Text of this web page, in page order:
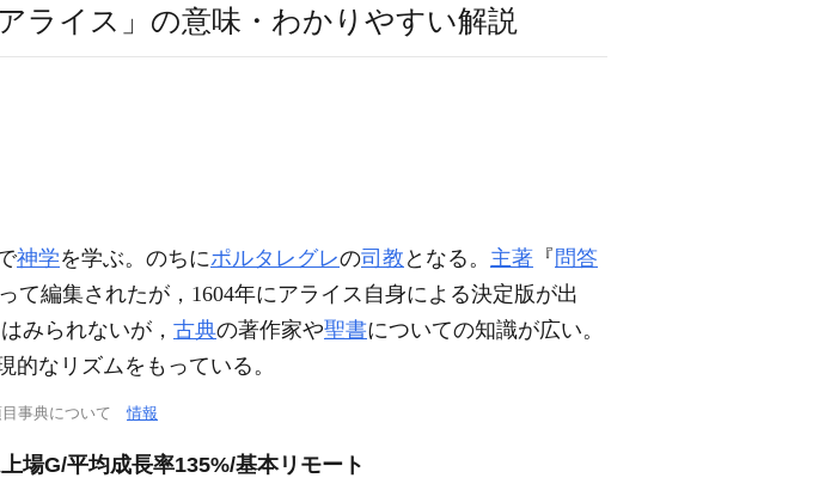
ライス」の意味・わかりやすい解説
神学を学ぶ。のちにポルタレグレの司教 となる。 主著 『 問答
て編集されたが，1604年にアライス自身による決定版が出
みられないが， 古典の著作家や聖書についての知識が広い。
なリズムをもっている。
目事典について情報
場G/平均成長率135%/基本リモート